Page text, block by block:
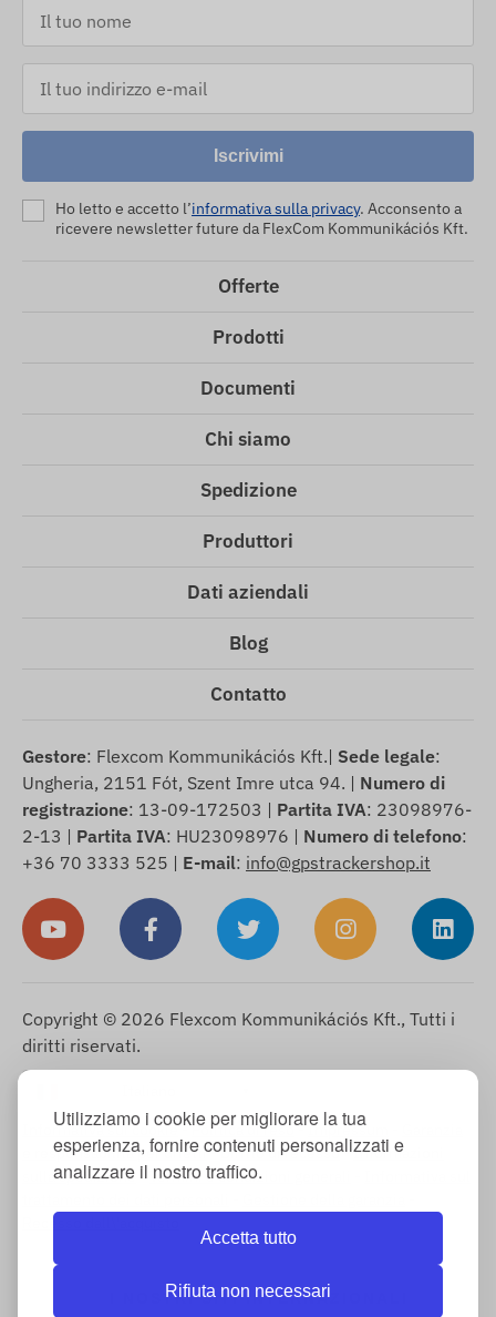
Utilizziamo i cookie per migliorare la tua
esperienza, fornire contenuti personalizzati e
analizzare il nostro traffico.
Accetta tutto
Rifiuta non necessari
Iscrivimi
Ho letto e accetto l’informativa sulla privacy. Acconsento a
ricevere newsletter future da FlexCom Kommunikációs Kft.
Offerte
Prodotti
Documenti
Chi siamo
Spedizione
Produttori
Dati aziendali
Blog
Contatto
Gestore: Flexcom Kommunikációs Kft.| Sede legale:
Ungheria, 2151 Fót, Szent Imre utca 94. | Numero di
registrazione: 13-09-172503 | Partita IVA: 23098976-
2-13 | Partita IVA: HU23098976 | Numero di telefono:
+36 70 3333 525 | E-mail: info@gpstrackershop.it
Copyright © 2026 Flexcom Kommunikációs Kft., Tutti i
diritti riservati.
Informativa sui cookie-Politica di reso-Impressum
e responsabilità per difetti-Diritto di recesso-Informazioni
sulla spedizione - Termini e condizioni generali
Recesso dall\'acquisto
I NOSTRI SITI INTERNAZIONALI